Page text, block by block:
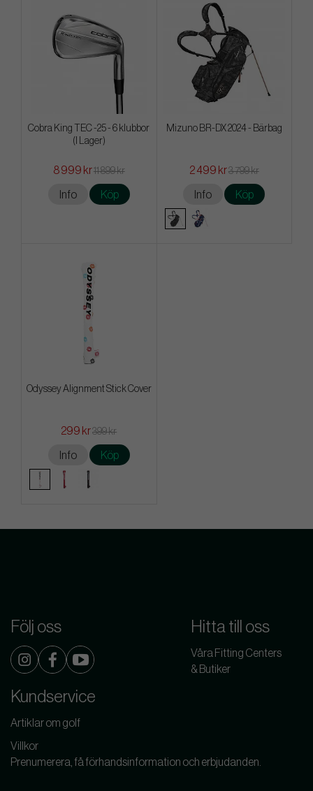
Cobra King TEC -25 - 6 klubbor
(I Lager)
8 999 kr11 899 kr
Info Köp
Mizuno BR-DX 2024 - Bärbag
2 499 kr3 799 kr
Info Köp
Odyssey Alignment Stick Cover
299 kr399 kr
Info Köp
Följ oss Hitta till oss
Våra Fitting Centers
& Butiker
Kundservice
Artiklar om golf
Villkor
Prenumerera, få förhandsinformation och erbjudanden.